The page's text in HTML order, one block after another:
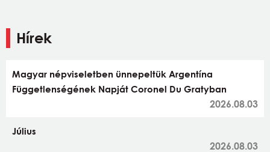
Hírek
Magyar népviseletben ünnepeltük Argentína
Függetlenségének Napját Coronel Du Gratyban
2026.08.03
Július
2026.08.03